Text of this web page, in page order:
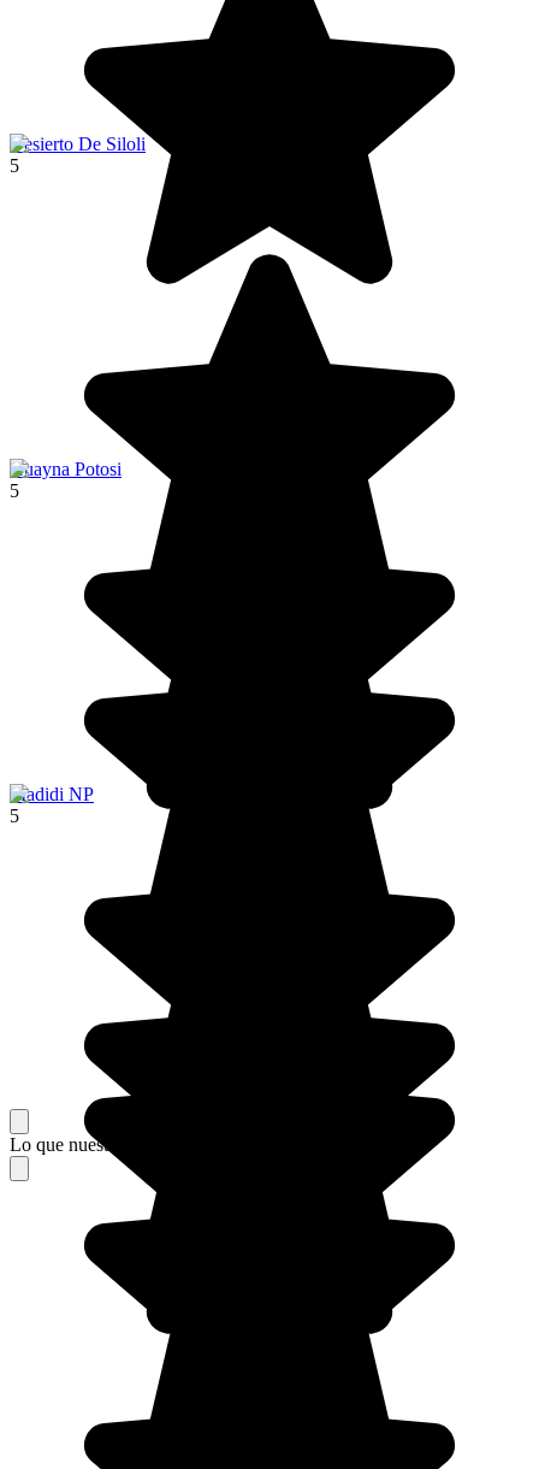
Desierto De Siloli
5
Huayna Potosi
5
Madidi NP
5
Lo que nuestros viajeros piensan de su estancia